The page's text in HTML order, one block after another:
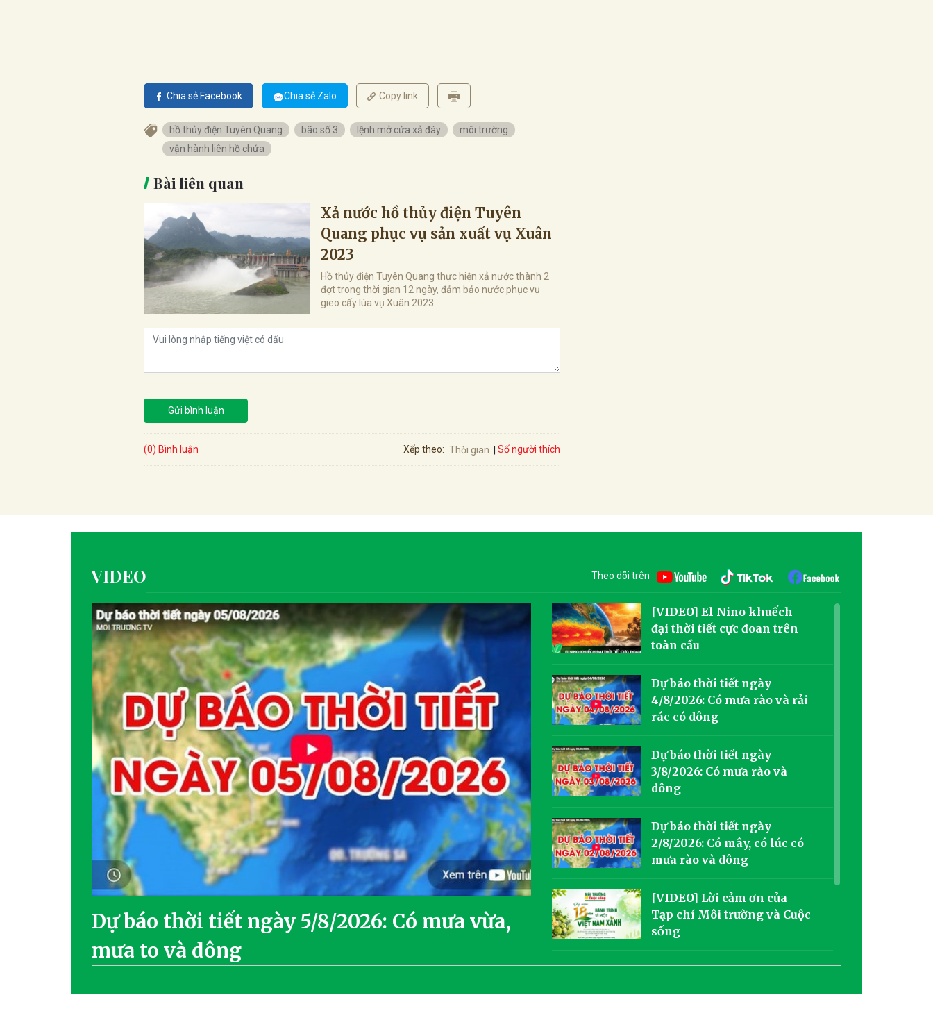
Chia sẻ Facebook Chia sẻ Zalo Copy link
hồ thủy điện Tuyên Quang bão số 3 lệnh mở cửa xả đáy
môi trường
vận hành liên hồ chứa
Bài liên quan
Xả nước hồ thủy điện Tuyên
Quang phục vụ sản xuất vụ Xuân
2023
Hồ thủy điện Tuyên Quang thực hiện xả nước thành 2
đợt trong thời gian 12 ngày, đảm bảo nước phục vụ
gieo cấy lúa vụ Xuân 2023.
Gửi bình luận
(0) Bình luận Xếp theo: Thời gian Số người thích
VIDEO Theo dõi trên
Dự báo thời tiết ngày 5/8/2026: Có mưa vừa,
mưa to và dông
[VIDEO] El Nino khuếch
đại thời tiết cực đoan trên
toàn cầu
Dự báo thời tiết ngày
4/8/2026: Có mưa rào và rải
rác có dông
Dự báo thời tiết ngày
3/8/2026: Có mưa rào và
dông
Dự báo thời tiết ngày
2/8/2026: Có mây, có lúc có
mưa rào và dông
[VIDEO] Lời cảm ơn của
Tạp chí Môi trường và Cuộc
sống
[Góc nhìn tuần qua]: Mưa